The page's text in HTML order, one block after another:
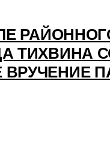
ТИХВИНА
ВРУЧЕНИЕ